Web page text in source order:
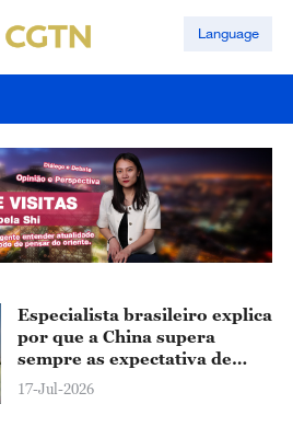
Language
Especialista brasileiro explica
por que a China supera
sempre as expectativa de
crescimento
17-Jul-2026